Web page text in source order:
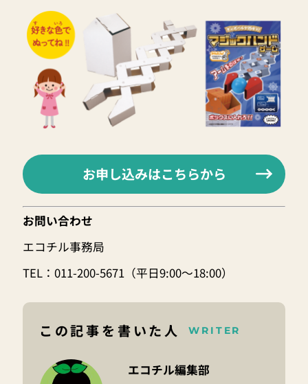
お申し込みはこちらから
お問い合わせ
エコチル事務局
TEL：011-200-5671（平日9:00〜18:00）
この記事を書いた人 WRITER
エコチル編集部